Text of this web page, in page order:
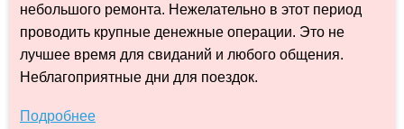
небольшого ремонта. Нежелательно в этот период
проводить крупные денежные операции. Это не
лучшее время для свиданий и любого общения.
Неблагоприятные дни для поездок.
Подробнее